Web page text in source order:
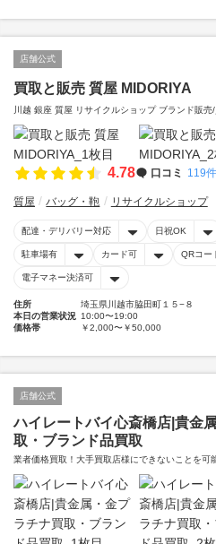
店舗公式
買取と販売 質屋 MIDORIYA
川越 銀座 質屋 リサイクルショップ ブランド販
4.78 口コミ 119件
質屋 バッグ・鞄 リサイクルショップ
配達・デリバリー対応 日祝OK
駐車場有 カード可 QRコー
電子マネー決済可
住所
埼玉県川越市脇田町１５−８
本日の営業状況 10:00〜19:00
価格帯
￥2,000〜￥50,000
店舗公式
ハイレートバイ心斎橋店|貴金
取・ブランド品買取
業者価格買取！大手買取店様にできないことを可